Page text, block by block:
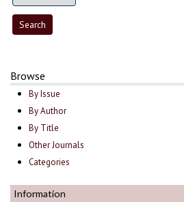
Browse
By Issue
By Author
By Title
Other Journals
Categories
Information